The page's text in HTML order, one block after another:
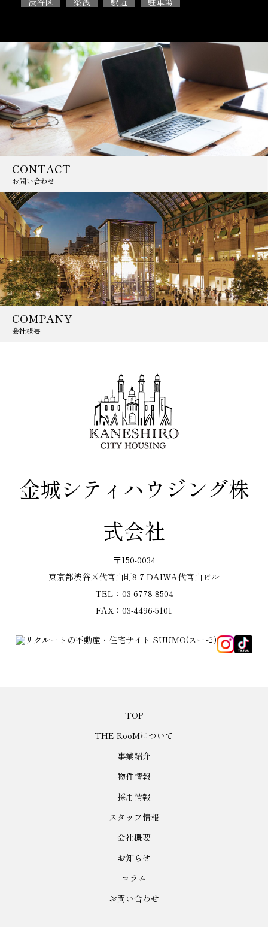
CONTACT
お問い合わせ
COMPANY
会社概要
金城シティハウジング株
式会社
〒150-0034
東京都渋谷区代官山町8-7 DAIWA代官山ビル
TEL：03-6778-8504
FAX：03-4496-5101
TOP
THE RooMについて
事業紹介
物件情報
採用情報
スタッフ情報
会社概要
お知らせ
コラム
お問い合わせ